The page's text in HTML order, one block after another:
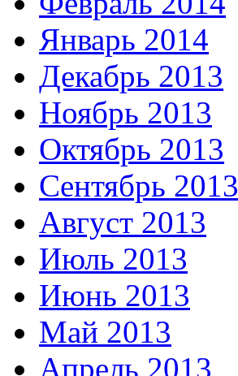
Январь 2014
Декабрь 2013
Ноябрь 2013
Октябрь 2013
Сентябрь 2013
Август 2013
Июль 2013
Июнь 2013
Май 2013
Апрель 2013